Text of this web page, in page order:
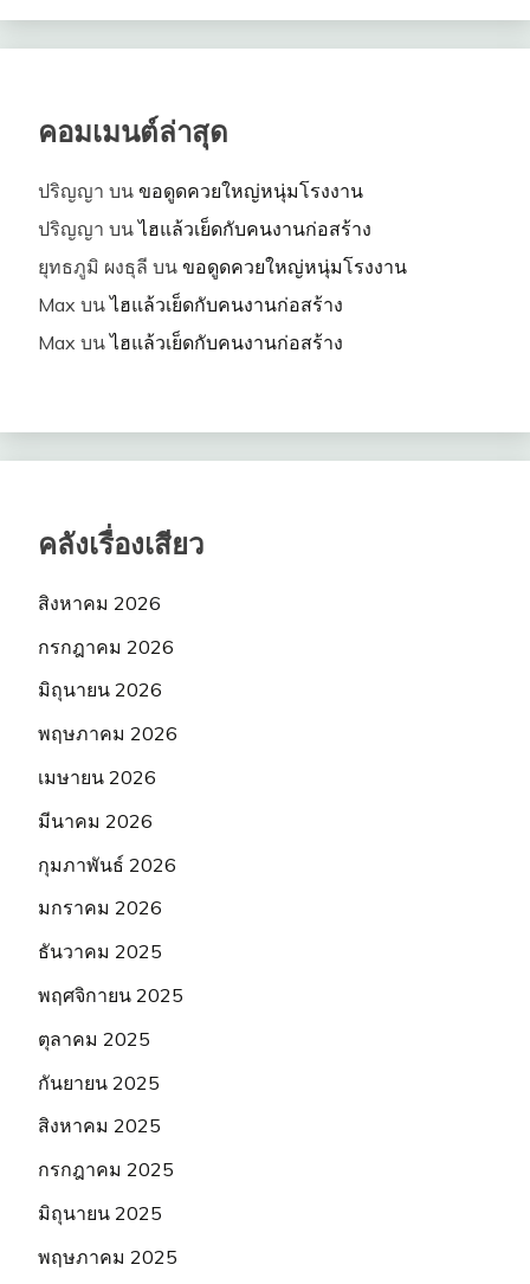
คอมเมนต์ล่าสุด
ปริญญา บน ขอดูดควยใหญ่หนุ่มโรงงาน
ปริญญา บนไฮแล้วเย็ดกับคนงานก่อสร้าง
ยุทธภูมิ ผงธุลี บน ขอดูดควยใหญ่หนุ่มโรงงาน
Max บนไฮแล้วเย็ดกับคนงานก่อสร้าง
Max บนไฮแล้วเย็ดกับคนงานก่อสร้าง
คลังเรื่องเสียว
สิงหาคม 2026
กรกฎาคม 2026
มิถุนายน 2026
พฤษภาคม 2026
เมษายน 2026
มีนาคม 2026
กุมภาพันธ์ 2026
มกราคม 2026
ธันวาคม 2025
พฤศจิกายน 2025
ตุลาคม 2025
กันยายน 2025
สิงหาคม 2025
กรกฎาคม 2025
มิถุนายน 2025
พฤษภาคม 2025